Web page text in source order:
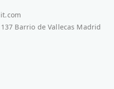
Barrio de Vallecas Madrid